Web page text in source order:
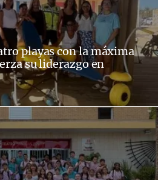
playas con la máxima
su liderazgo en